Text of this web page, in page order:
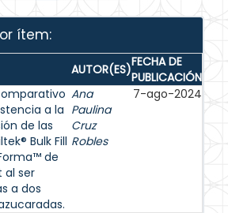
ítem:
AUTOR(ES)FECHA DE
PUBLICACIÓN
a la
de las
Bulk Fill
de
al ser
a dos
Ana
Paulina
Cruz
Robles
7-ago-2024